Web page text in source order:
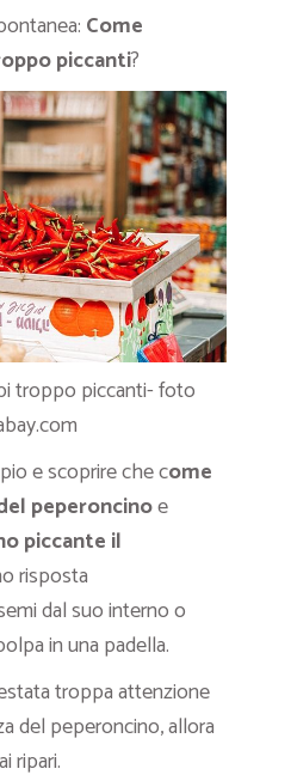
Come
piccanti?
troppo piccanti- foto
e scoprire che come
peperoncinoe
piccante il
risposta
dal suo interno o
in una padella.
troppa attenzione
del peperoncino, allora
ripari.